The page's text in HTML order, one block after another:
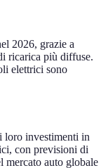
2026, grazie a
ricarica più diffuse.
elettrici sono
loro investimenti in
con previsioni di
mercato auto globale